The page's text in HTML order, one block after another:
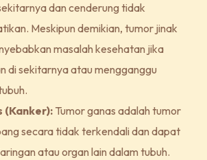
dan cenderung tidak
Meskipun demikian, tumor jinak
masalah kesehatan jika
di sekitarnya atau mengganggu
(Kanker):Tumor ganas adalah tumor
secara tidak terkendali dan dapat
atau organ lain dalam tubuh.